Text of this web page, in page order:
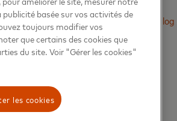
sur leBeyondTheTransaction Blog
.
basée sur vos activités de
toujours modifier vos
que certains des cookies que
du site. Voir "Gérer les cookies"
les cookies